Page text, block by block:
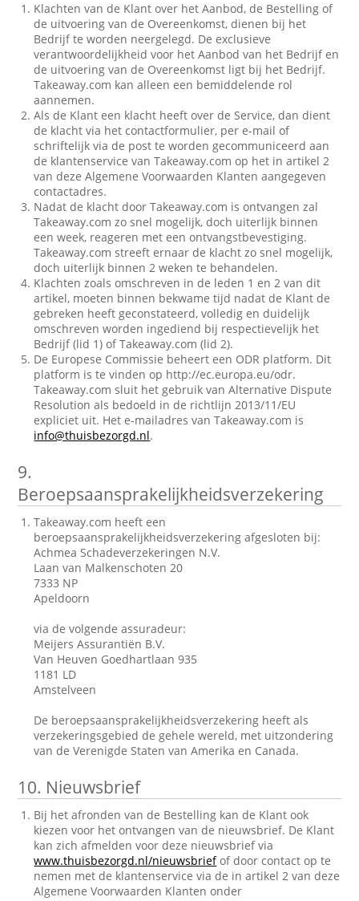
Klachten van de Klant over het Aanbod, de Bestelling of
de uitvoering van de Overeenkomst, dienen bij het
Bedrijf te worden neergelegd. De exclusieve
verantwoordelijkheid voor het Aanbod van het Bedrijf en
de uitvoering van de Overeenkomst ligt bij het Bedrijf.
Takeaway.com kan alleen een bemiddelende rol
aannemen.
Als de Klant een klacht heeft over de Service, dan dient
de klacht via het contactformulier, per e-mail of
schriftelijk via de post te worden gecommuniceerd aan
de klantenservice van Takeaway.com op het in artikel 2
van deze Algemene Voorwaarden Klanten aangegeven
contactadres.
Nadat de klacht door Takeaway.com is ontvangen zal
Takeaway.com zo snel mogelijk, doch uiterlijk binnen
een week, reageren met een ontvangstbevestiging.
Takeaway.com streeft ernaar de klacht zo snel mogelijk,
doch uiterlijk binnen 2 weken te behandelen.
Klachten zoals omschreven in de leden 1 en 2 van dit
artikel, moeten binnen bekwame tijd nadat de Klant de
gebreken heeft geconstateerd, volledig en duidelijk
omschreven worden ingediend bij respectievelijk het
Bedrijf (lid 1) of Takeaway.com (lid 2).
De Europese Commissie beheert een ODR platform. Dit
platform is te vinden op http://ec.europa.eu/odr.
Takeaway.com sluit het gebruik van Alternative Dispute
Resolution als bedoeld in de richtlijn 2013/11/EU
expliciet uit. Het e-mailadres van Takeaway.com is
info@thuisbezorgd.nl.
9.
Beroepsaansprakelijkheidsverzekering
Takeaway.com heeft een
beroepsaansprakelijkheidsverzekering afgesloten bij:
Achmea Schadeverzekeringen N.V.
Laan van Malkenschoten 20
7333 NP
Apeldoorn
via de volgende assuradeur:
Meijers Assurantiën B.V.
Van Heuven Goedhartlaan 935
1181 LD
Amstelveen
De beroepsaansprakelijkheidsverzekering heeft als
verzekeringsgebied de gehele wereld, met uitzondering
van de Verenigde Staten van Amerika en Canada.
10. Nieuwsbrief
Bij het afronden van de Bestelling kan de Klant ook
kiezen voor het ontvangen van de nieuwsbrief. De Klant
kan zich afmelden voor deze nieuwsbrief via
www.thuisbezorgd.nl/nieuwsbriefof door contact op te
nemen met de klantenservice via de in artikel 2 van deze
Algemene Voorwaarden Klanten onder